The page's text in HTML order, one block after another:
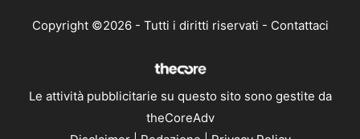
Copyright ©2026 - Tutti i diritti riservati - Contattaci
Le attività pubblicitarie su questo sito sono gestite da
theCoreAdv